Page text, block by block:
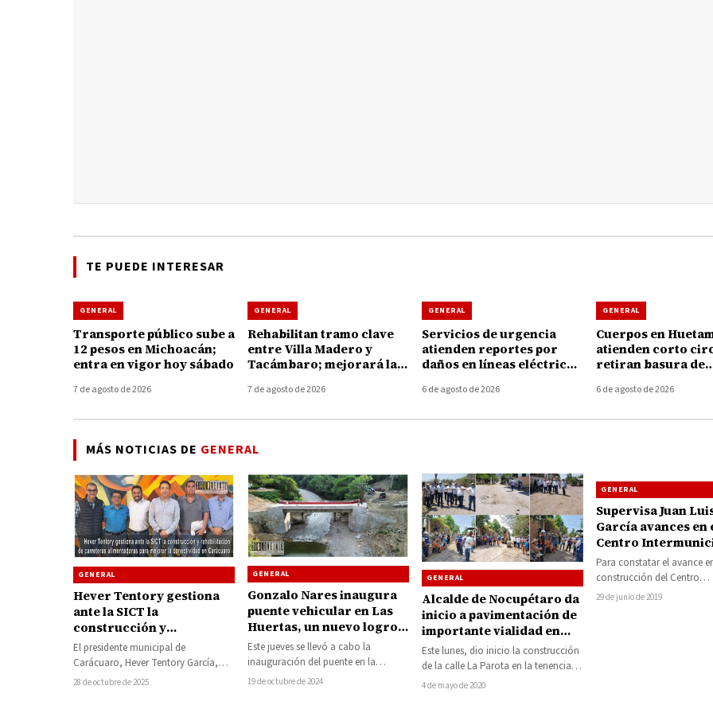
TE PUEDE INTERESAR
GENERAL
Transporte público sube a
12 pesos en Michoacán;
entra en vigor hoy sábado
7 de agosto de 2026
GENERAL
Rehabilitan tramo clave
entre Villa Madero y
Tacámbaro; mejorará la
Caliente
7 de agosto de 2026
GENERAL
Servicios de urgencia
atienden reportes por
daños en líneas eléctricas
Huetamo
6 de agosto de 2026
GENERAL
Cuerpos en
atienden corto
retiran basura de
tormenta de ayer
6 de agosto de 2026
MÁS NOTICIAS DE GENERAL
GENERAL
Hever Tentory gestiona
ante la SICT la
construcción y
rehabilitación de
carreteras alimentadoras
para mejorar la
El presidente municipal de
Carácuaro, Hever Tentory García,
informó que su administración
28 de octubre de 2025
GENERAL
Gonzalo Nares inaugura
puente vehicular en Las
Huertas, un nuevo logro
para mejorar la
infraestructura de
Nocupétaro
Este jueves se llevó a cabo la
inauguración del puente en la
localidad de Las Huertas, un
19 de octubre de 2024
GENERAL
Alcalde de Nocupétaro da
inicio a pavimentación de
importante vialidad en
San Antonio de las
Huertas
Este lunes, dio inicio la construcción
de la calle La Parota en la tenencia
de Melchor Ocampo en…
4 de mayo de 2020
GENERAL
Supervisa Juan
García avances en
Centro
para el
Integral de
Sólidos de
Lucas
Para constatar el avance
construcción del Centro
Intermunicipal para el
29 de junio de 2019